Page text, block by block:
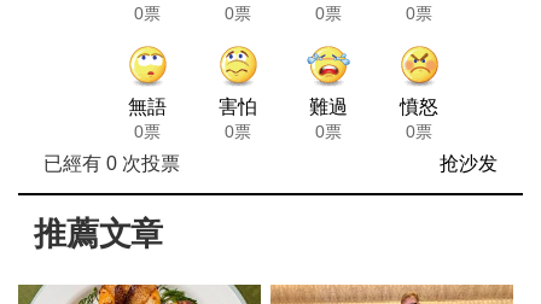
0票 0票 0票 0票
無語
0票
害怕
0票
難過
0票
憤怒
0票
已經有 0次投票 抢沙发
推薦文章